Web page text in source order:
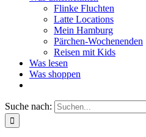
Flinke Fluchten
Latte Locations
Mein Hamburg
Pärchen-Wochenenden
Reisen mit Kids
Was lesen
Was shoppen
Suche nach: